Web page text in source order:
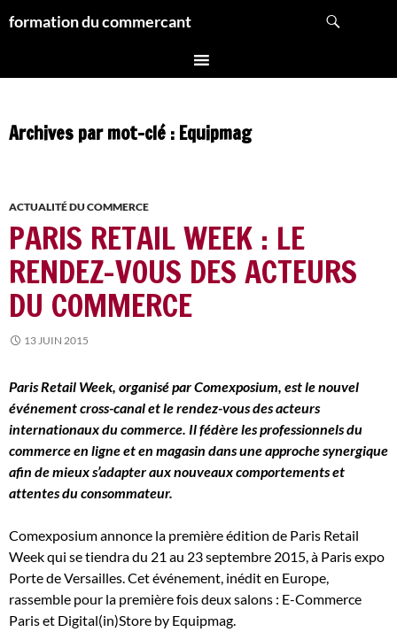
auformation du commercant
Archives par mot-clé : Equipmag
ACTUALITÉ DU COMMERCE
PARIS RETAIL WEEK : LE
RENDEZ-VOUS DES ACTEURS
DU COMMERCE
13 JUIN 2015
Paris Retail Week, organisé par Comexposium, est le nouvel
événement cross-canal et le rendez-vous des acteurs
internationaux du commerce. Il fédère les professionnels du
commerce en ligne et en magasin dans une approche synergique
afin de mieux s’adapter aux nouveaux comportements et
attentes du consommateur.
Comexposium annonce la première édition de Paris Retail
Week qui se tiendra du 21 au 23 septembre 2015, à Paris expo
Porte de Versailles. Cet événement, inédit en Europe,
rassemble pour la première fois deux salons : E-Commerce
Paris et Digital(in)Store by Equipmag.